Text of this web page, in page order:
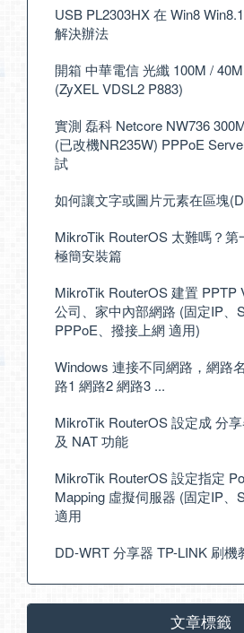
USB PL2303HX 在 Win8
解決辦法
開箱 中華電信 光纖 100M /
(ZyXEL VDSL2 P883)
實測 磊科 Netcore NW736
(已改機NR235W) PPPoE
試
如何讓文字或圖片元素在區塊
MikroTik RouterOS 太難嗎？第
極簡安裝篇
MikroTik RouterOS 建置 PPTP
公司、家中內部網路 (固定IP、
PPPoE、撥接上網 適用)
Windows 連接不同網路，網路
路1 網路2 網路3 ...
MikroTik RouterOS 設定成 分
及 NAT 功能
MikroTik RouterOS 設定指定
Mapping 虛擬伺服器 (固定IP、
適用
DD-WRT 分享器 TP-LINK 刷機
文章標籤